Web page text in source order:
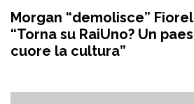
Morgan “demolisce”
“Torna su RaiUno? Un
cuore la cultura”